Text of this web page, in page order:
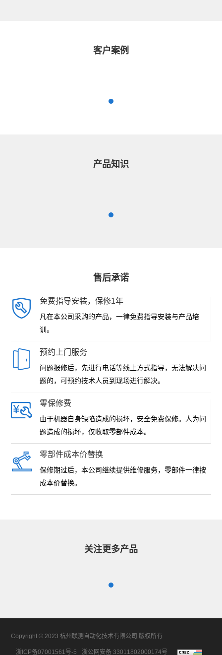
客户案例
产品知识
售后承诺
免费指导安装，保修1年
凡在本公司采购的产品，一律免费指导安装与产品培
训。
预约上门服务
问题报修后，先进行电话等线上方式指导，无法解决问
题的，可预约技术人员到现场进行解决。
零保修费
由于机器自身缺陷造成的损坏，安全免费保修。人为问
题造成的损坏，仅收取零部件成本。
零部件成本价替换
保修期过后，本公司继续提供维修服务，零部件一律按
成本价替换。
关注更多产品
Copyright © 2023 杭州联测自动化技术有限公司 版权所有
浙ICP备07001561号-5 浙公网安备 33011802000174号